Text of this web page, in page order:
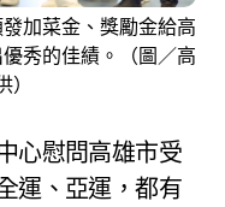
加菜金、獎勵金給高
秀的佳績。（圖／高
心慰問高雄市受
運、亞運，都有